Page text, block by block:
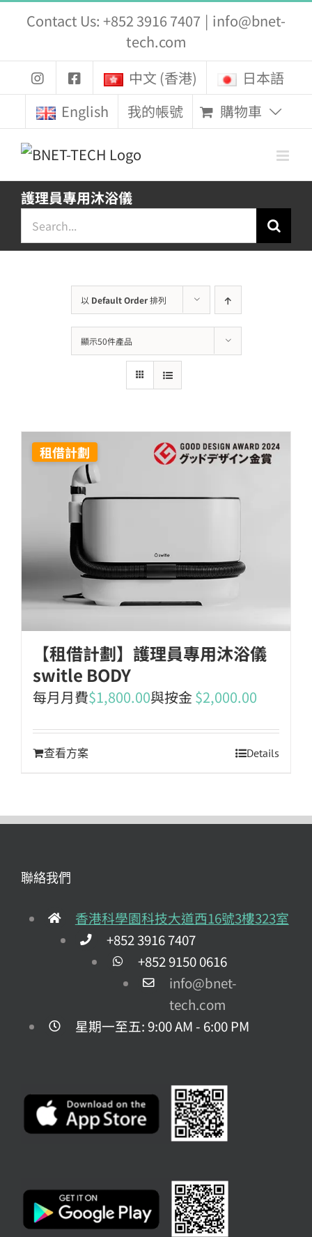
content
Contact Us: +852 3916 7407 | info@bnet-
tech.com
中文 (香港)
日本語
English
我的帳號 購物車
護理員專用沐浴儀
Search
for:
以 Default Order排列
顯示50件產品
租借計劃
【租借計劃】護理員專用沐浴儀
switle BODY
每月月費$1,800.00與按金$2,000.00
查看方案 Details
聯絡我們
香港科學園科技大道西16號3樓323室
+852 3916 7407
+852 9150 0616
info@bnet-
tech.com
星期一至五: 9:00 AM - 6:00 PM